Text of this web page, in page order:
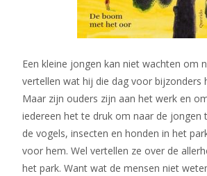
Een kleine jongen kan niet wachten om
vertellen wat hij die dag voor bijzonders
Maar zijn ouders zijn aan het werk en
iedereen het te druk om naar de jongen
de vogels, insecten en honden in het
voor hem. Wel vertellen ze over de
het park. Want wat de mensen niet